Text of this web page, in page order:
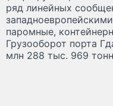
ряд линейных
паромные,
Грузооборот порта
млн 288 тыс. 969